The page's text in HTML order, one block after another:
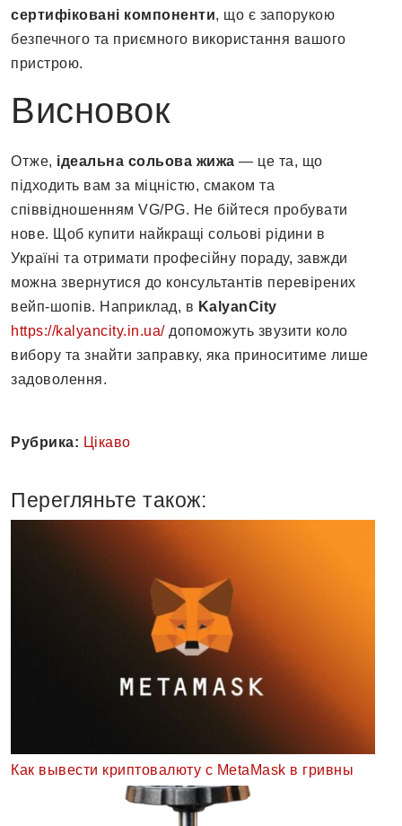
сертифіковані компоненти, що є запорукою
безпечного та приємного використання вашого
пристрою.
Висновок
Отже, ідеальна сольова жижа — це та, що
підходить вам за міцністю, смаком та
співвідношенням VG/PG. Не бійтеся пробувати
нове. Щоб купити найкращі сольові рідини в
Україні та отримати професійну пораду, завжди
можна звернутися до консультантів перевірених
вейп-шопів. Наприклад, в KalyanCity
https://kalyancity.in.ua/допоможуть звузити коло
вибору та знайти заправку, яка приноситиме лише
задоволення.
Рубрика: Цікаво
Перегляньте також:
Как вывести криптовалюту с MetaMask в гривны